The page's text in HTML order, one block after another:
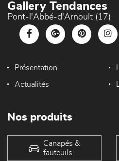
Gallery Tendances
Pont-l'Abbé-d'Arnoult (17)
Présentation
Actualités
Nos produits
Canapés &
fauteuils